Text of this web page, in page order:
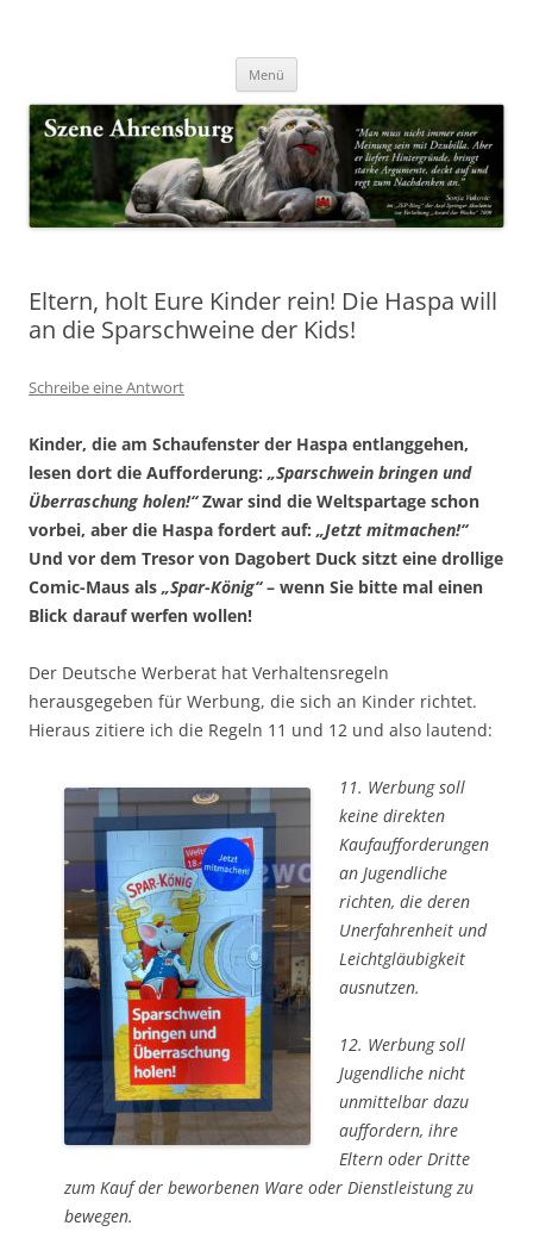
Szene Ahrensburg
Menü
Eltern, holt Eure Kinder rein! Die Haspa will
an die Sparschweine der Kids!
Schreibe eine Antwort
Kinder, die am Schaufenster der Haspa entlanggehen,
lesen dort die Aufforderung: „Sparschwein bringen und
Überraschung holen!“Zwar sind die Weltspartage schon
vorbei, aber die Haspa fordert auf: „Jetzt mitmachen!“
Und vor dem Tresor von Dagobert Duck sitzt eine drollige
Comic-Maus als „Spar-König“– wenn Sie bitte mal einen
Blick darauf werfen wollen!
Der Deutsche Werberat hat Verhaltensregeln
herausgegeben für Werbung, die sich an Kinder richtet.
Hieraus zitiere ich die Regeln 11 und 12 und also lautend:
11. Werbung soll
keine direkten
Kaufaufforderungen
an Jugendliche
richten, die deren
Unerfahrenheit und
Leichtgläubigkeit
ausnutzen.
12. Werbung soll
Jugendliche nicht
unmittelbar dazu
auffordern, ihre
Eltern oder Dritte
zum Kauf der beworbenen Ware oder Dienstleistung zu
bewegen.